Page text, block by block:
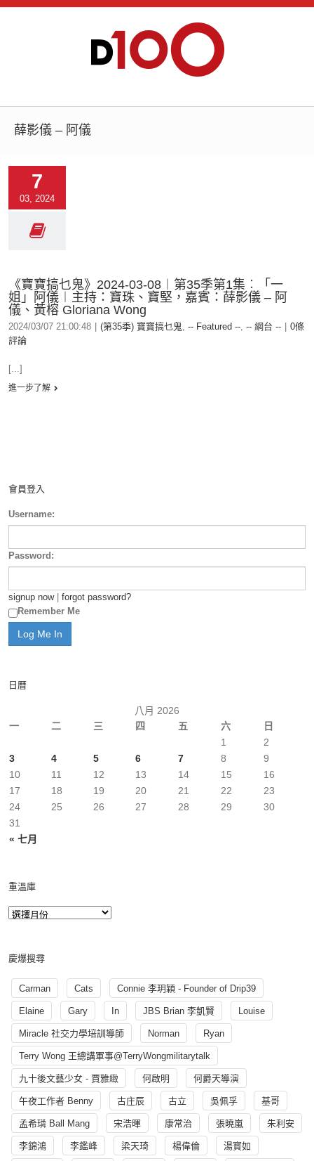
薛影儀 – 阿儀
7
03, 2024
《寶寶搞乜鬼》2024-03-08︱第35季第1集︰「一
姐」阿儀︱主持：寶珠、寶堅，嘉賓：薛影儀 – 阿
儀、黃榕 Gloriana Wong
2024/03/07 21:00:48 (第35季) 寶寶搞乜鬼, -- Featured --, -- 網台 --
0條
評論
[...]
進一步了解
會員登入
Username:
Password:
signup now| forgot password?
Remember Me
日曆
八月 2026
一
二 三 四 五 六 日
« 七月
1
2
3
4 5 6 7 8
9
10
11 12 13 14 15
16
17
18 19 20 21 22
23
24
25 26 27 28 29
30
31
重溫庫
慶爆搜尋
Carman Cats Connie 李玥穎 - Founder of Drip39
Elaine Gary In JBS Brian 李凱賢 Louise
Miracle 社交力學培訓導師 Norman Ryan
Terry Wong 王總講軍事@TerryWongmilitarytalk
九十後文藝少女 - 賈雅緻 何啟明 何爵天導演
午夜工作者 Benny 古庄辰 古立 吳佩孚 基哥
孟希璘 Ball Mang 宋浩暉 康常治 張曉嵐 朱利安
李錦鴻 李鑑峰 梁天琦 楊偉倫 湯寳如